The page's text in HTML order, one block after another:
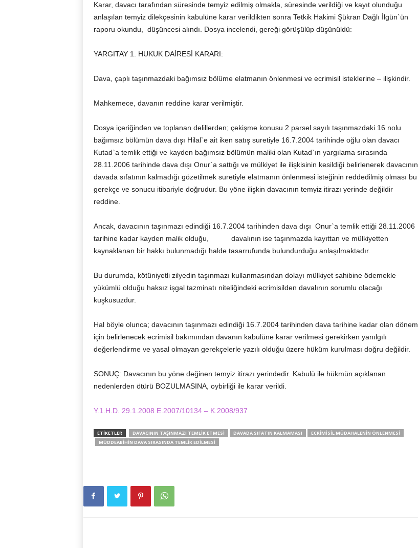
Karar, davacı tarafından süresinde temyiz edilmiş olmakla, süresinde verildiği ve kayıt olunduğu
anlaşılan temyiz dilekçesinin kabulüne karar verildikten sonra Tetkik Hakimi Şükran Dağlı İlgün`ün
raporu okundu, düşüncesi alındı. Dosya incelendi, gereği görüşülüp düşünüldü:
YARGITAY 1. HUKUK DAİRESİ KARARI:
Dava, çaplı taşınmazdaki bağımsız bölüme elatmanın önlenmesi ve ecrimisil isteklerine – ilişkindir.
Mahkemece, davanın reddine karar verilmiştir.
Dosya içeriğinden ve toplanan delillerden; çekişme konusu 2 parsel sayılı taşınmazdaki 16 nolu
bağımsız bölümün dava dışı Hilal`e ait iken satış suretiyle 16.7.2004 tarihinde oğlu olan davacı
Kutad`a temlik ettiği ve kayden bağımsız bölümün maliki olan Kutad`ın yargılama sırasında
28.11.2006 tarihinde dava dışı Onur`a sattığı ve mülkiyet ile ilişkisinin kesildiği belirlenerek davacının
davada sıfatının kalmadığı gözetilmek suretiyle elatmanın önlenmesi isteğinin reddedilmiş olması bu
gerekçe ve sonucu itibariyle doğrudur. Bu yöne ilişkin davacının temyiz itirazı yerinde değildir
reddine.
Ancak, davacının taşınmazı edindiği 16.7.2004 tarihinden dava dışı Onur`a temlik ettiği 28.11.2006
tarihine kadar kayden malik olduğu, davalının ise taşınmazda kayıttan ve mülkiyetten
kaynaklanan bir hakkı bulunmadığı halde tasarrufunda bulundurduğu anlaşılmaktadır.
Bu durumda, kötüniyetli zilyedin taşınmazı kullanmasından dolayı mülkiyet sahibine ödemekle
yükümlü olduğu haksız işgal tazminatı niteliğindeki ecrimisilden davalının sorumlu olacağı
kuşkusuzdur.
Hal böyle olunca; davacının taşınmazı edindiği 16.7.2004 tarihinden dava tarihine kadar olan dönem
için belirlenecek ecrimisil bakımından davanın kabulüne karar verilmesi gerekirken yanılgılı
değerlendirme ve yasal olmayan gerekçelerle yazılı olduğu üzere hüküm kurulması doğru değildir.
SONUÇ: Davacının bu yöne değinen temyiz itirazı yerindedir. Kabulü ile hükmün açıklanan
nedenlerden ötürü BOZULMASINA, oybirliği ile karar verildi.
Y.1.H.D. 29.1.2008 E.2007/10134 – K.2008/937
ETIKETLER DAVACININ TAŞINMAZI TEMLIK ETMESI DAVADA SIFATIN KALMAMASI
ECRIMISIL MÜDAHALENIN ÖNLENMESI
MÜDDEABIHIN DAVA SIRASINDA TEMLIK EDILMESI